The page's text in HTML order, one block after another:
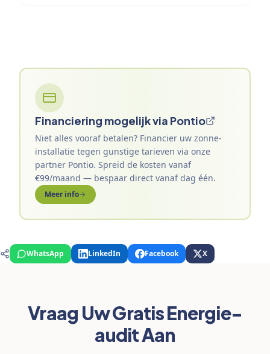
Financiering mogelijk via Pontio
Niet alles vooraf betalen? Financier uw zonne-
installatie tegen gunstige tarieven via onze
partner Pontio. Spreid de kosten vanaf
€99/maand — bespaar direct vanaf dag één.
Meer info
WhatsApp LinkedIn Facebook X
Vraag Uw Gratis Energie-
audit Aan